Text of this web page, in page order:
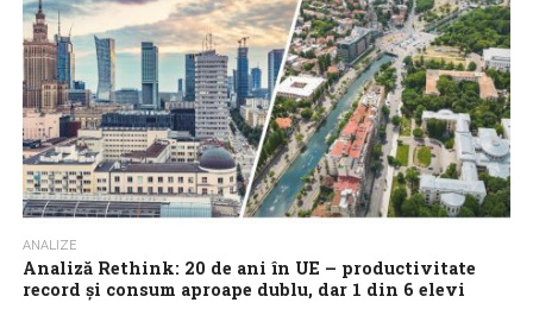
ANALIZE
Analiză Rethink: 20 de ani în UE – productivitate
record și consum aproape dublu, dar 1 din 6 elevi